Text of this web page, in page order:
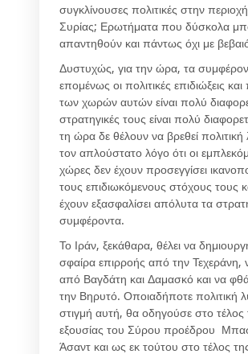
συγκλίνουσες πολιτικές στην
Συρίας; Ερωτήματα που δύσκολα
απαντηθούν και πάντως όχι με
Δυστυχώς, για την ώρα, τα
επομένως οι πολιτικές επιδιώξεις και
των χωρών αυτών είναι πολύ
στρατηγικές τους είναι πολύ
τη ώρα δε θέλουν να βρεθεί πολιτική
τον απλούστατο λόγο ότι οι
χώρες δεν έχουν προσεγγίσει
τους επιδιωκόμενους στόχους τους
έχουν εξασφαλίσει απόλυτα τα
συμφέροντα.
Το Ιράν, ξεκάθαρα, θέλει να
σφαίρα επιρροής από την Τεχεράνη,
από Βαγδάτη και Δαμασκό και να
την Βηρυτό. Οποιαδήποτε πολιτική
στιγμή αυτή, θα οδηγούσε στο τέλος
εξουσίας του Σύρου προέδρου
Άσαντ και ως εκ τούτου στο τέλος